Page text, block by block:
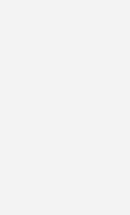
ist
erhältliche
meistens muss man
diese
man mal an
Rohrquerschnitt